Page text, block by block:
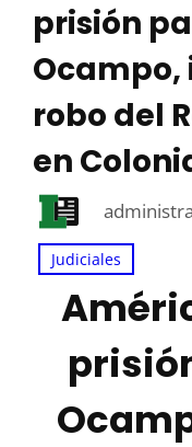
prisión
robo del
en
Judiciales